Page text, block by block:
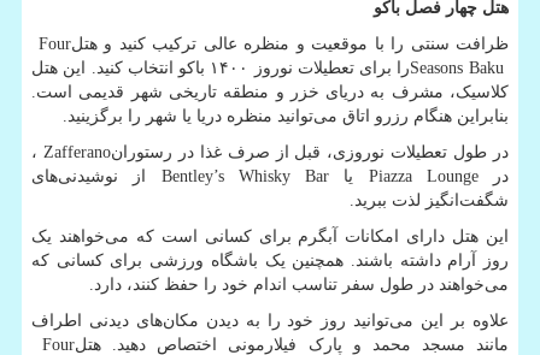
هتل چهار فصل باکو
ظرافت سنتی را با موقعیت و منظره عالی ترکیب کنید و هتلFour
Seasons Baku
را برای تعطیلات نوروز ۱۴۰۰ باکو انتخاب کنید. این هتل
کلاسیک، مشرف به دریای خزر و منطقه تاریخی شهر قدیمی است.
بنابراین هنگام رزرو اتاق می‌توانید منظره دریا یا شهر را برگزینید.
در طول تعطیلات نوروزی، قبل از صرف غذا در رستورانZafferano ،
در
Piazza Lounge یا Bentley’s Whisky Bar
از نوشیدنی‌های
شگفت‌انگیز لذت ببرید.
این هتل دارای امکانات آبگرم برای کسانی است که می‌خواهند یک
روز آرام داشته باشند. همچنین یک باشگاه ورزشی برای کسانی که
می‌خواهند در طول سفر تناسب اندام خود را حفظ کنند، دارد.
علاوه بر این می‌توانید روز خود را به دیدن مکان‌های دیدنی اطراف
مانند مسجد محمد و پارک فیلارمونی اختصاص دهید. هتلFour